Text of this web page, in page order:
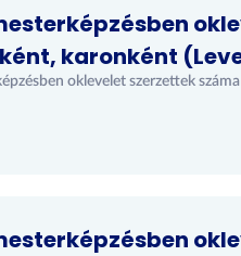
karonként
oklevelet szerzettek